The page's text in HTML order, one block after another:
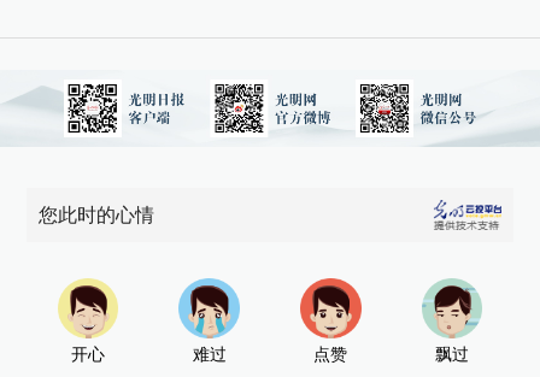
您此时的心情
开心 难过 点赞 飘过